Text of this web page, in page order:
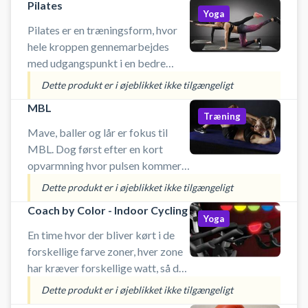
Pilates
Pilates er en træningsform, hvor
hele kroppen gennemarbejdes
med udgangspunkt i en bedre
forståelse af hvordan sind og krop
hænger sammen. Ved at sikre
denne sammenhæng kan vi
modarbejde de småskader
Yoga
Dette produkt er i øjeblikket ikke tilgængeligt
MBL
Mave, baller og lår er fokus til
MBL. Dog først efter en kort
opvarmning hvor pulsen kommer
op og smilet frem. Der bruges
mange forskellige redskaber her.
Det kan være elastikker, body-
barrer og tube
Træning
Dette produkt er i øjeblikket ikke tilgængeligt
Coach by Color - Indoor Cycling
En time hvor der bliver kørt i de
forskellige farve zoner, hver zone
har kræver forskellige watt, så du
får en kanon træning, hvor både
kondition , udholdenhed, styrke,
Yoga
Dette produkt er i øjeblikket ikke tilgængeligt